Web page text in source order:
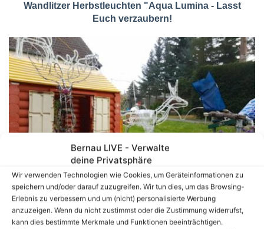
Bernau LIVE - Verwalte
deine Privatsphäre
Wir verwenden Technologien wie Cookies, um Geräteinformationen zu
speichern und/oder darauf zuzugreifen. Wir tun dies, um das Browsing-
Erlebnis zu verbessern und um (nicht) personalisierte Werbung
anzuzeigen. Wenn du nicht zustimmst oder die Zustimmung widerrufst,
kann dies bestimmte Merkmale und Funktionen beeinträchtigen.
Wandlitzer Herbstleuchten "Aqua Lumina - Lasst
Euch verzaubern!
Ho, ho, ho - Heute in 8 Wochen oder 61 Tagen ist
Heiligabend
Volltextsuche